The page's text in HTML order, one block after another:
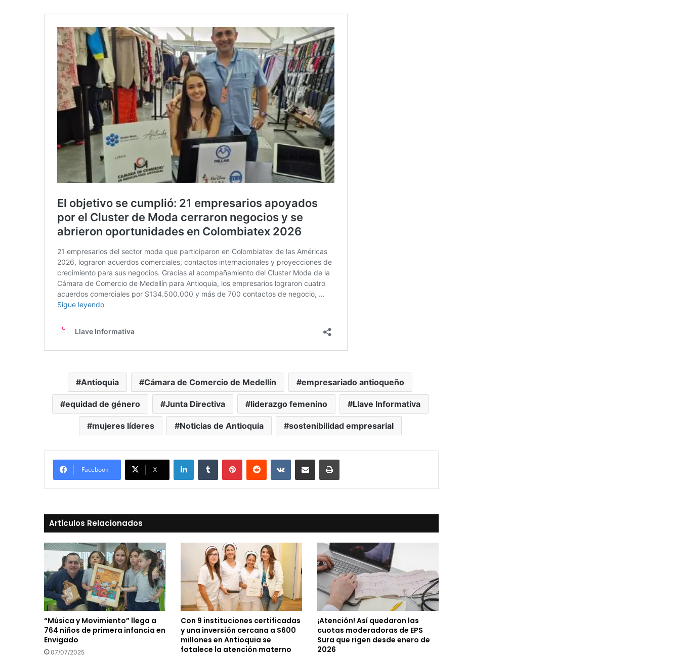
Antioquia Cámara de Comercio de Medellín empresariado antioqueño
equidad de género Junta Directiva liderazgo femenino Llave Informativa
mujeres líderes Noticias de Antioquia sostenibilidad empresarial
Facebook X
LinkedInTumblr PinterestReddit VKontakte
Compartir vía Mail Print
Articulos Relacionados
“Música y Movimiento” llega a
764 niños de primera infancia en
Envigado
07/07/2025
Con 9 instituciones certificadas
y una inversión cercana a $600
millones en Antioquia se
fotalece la atención materno
¡Atención! Así quedaron las
cuotas moderadoras de EPS
Sura que rigen desde enero de
2026